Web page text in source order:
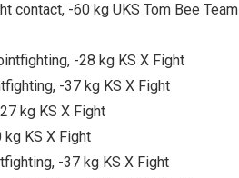
contact, -60 kg UKS Tom Bee Team
-28 kg KS X Fight
-37 kg KS X Fight
kg KS X Fight
KS X Fight
-37 kg KS X Fight